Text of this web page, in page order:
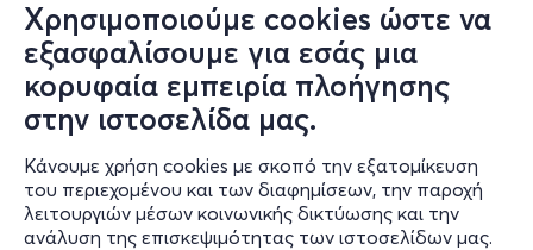
Χρησιμοποιούμε cookies ώστε να
εξασφαλίσουμε για εσάς μια
κορυφαία εμπειρία πλοήγησης
στην ιστοσελίδα μας.
Κάνουμε χρήση cookies με σκοπό την εξατομίκευση
του περιεχομένου και των διαφημίσεων, την παροχή
λειτουργιών μέσων κοινωνικής δικτύωσης και την
ανάλυση της επισκεψιμότητας των ιστοσελίδων μας.
Πληροφορίες
Υποστήριξη
Stay Connected